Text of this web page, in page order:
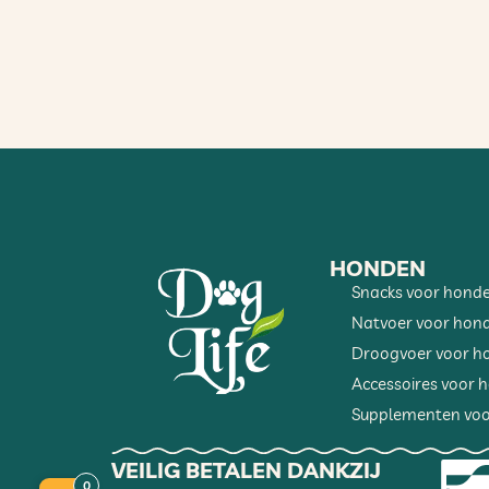
• Bioactieve eiwitten: albumine,
• Mineralen: calcium, fosfor, ijzer,
• Vitaminen: vitamine A, B1, B2, B6,
Bovendien werd de gastro-
darmcondities door het te incuberen
Zo behoudt het plasmacomplex, na
HONDEN
Snacks voor
Natvoer voor
Droogvoer voor
Accessoires voor
Supplementen
VEILIG BETALEN DANKZIJ
0